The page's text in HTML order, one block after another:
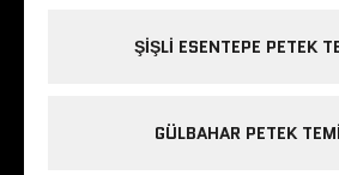
ŞIŞLI ESENTEPE PETEK
GÜLBAHAR PETEK